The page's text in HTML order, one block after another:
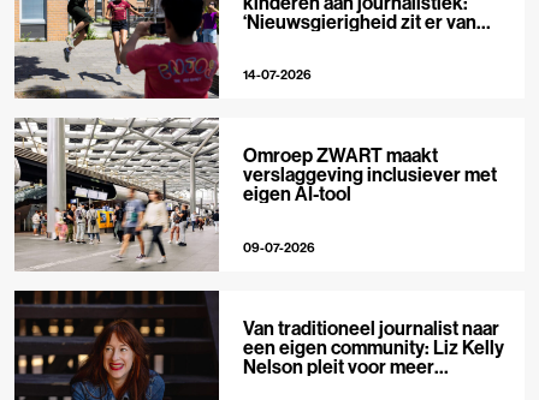
‘Nieuwsgierigheid zit er van
14-07-2026
Omroep ZWART maakt
verslaggeving inclusiever met
eigen AI-tool
09-07-2026
Van traditioneel journalist naar
een eigen community: Liz Kelly
Nelson pleit voor meer